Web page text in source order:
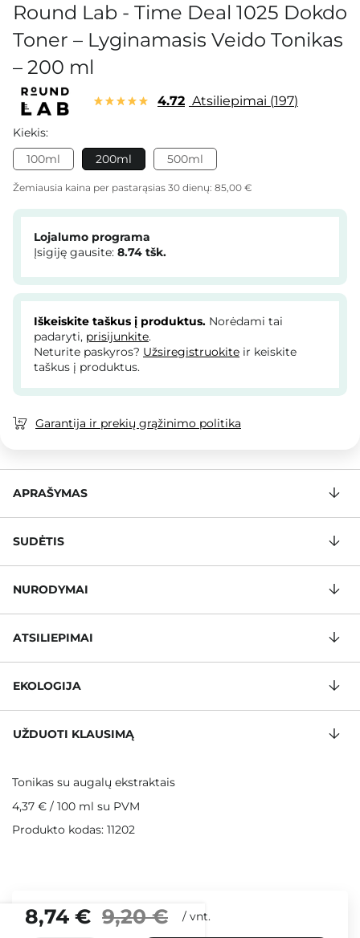
Round Lab - Time Deal 1025 Dokdo
Toner – Lyginamasis Veido Tonikas
– 200 ml
4.72 Atsiliepimai 197
Kiekis:
100ml
200ml 500ml
Žemiausia kaina per pastarąsias 30 dienų: 85,00 €
8,74 € 9,20 € / vnt.
Lojalumo programa
Įsigiję gausite: 8.74 tšk.
Iškeiskite taškus į produktus. Norėdami tai
padaryti, prisijunkite.
Neturite paskyros? Užsiregistruokite ir keiskite
taškus į produktus.
Garantija ir prekių grąžinimo politika
APRAŠYMAS
SUDĖTIS
NURODYMAI
ATSILIEPIMAI
EKOLOGIJA
UŽDUOTI KLAUSIMĄ
Tonikas su augalų ekstraktais
4,37 € / 100 ml su PVM
Produkto kodas: 11202